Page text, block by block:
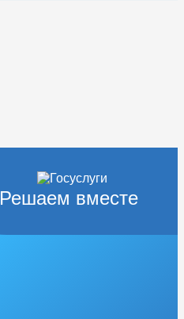
Решаем вместе